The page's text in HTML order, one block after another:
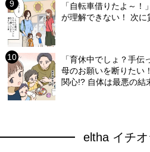
「自転車借りたよ～
が理解できない！ 次
「育休中でしょ？手
母のお願いを断りたい
関心!? 自体は最悪の結
eltha イチ